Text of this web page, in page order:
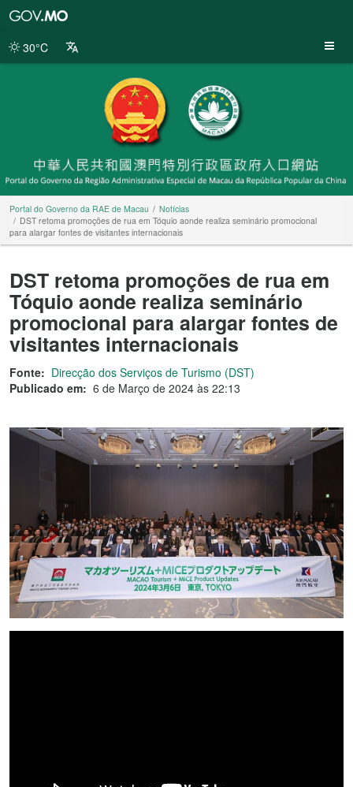
da
30°C
Portal do Governo da RAE de Macau
Notícias
DST retoma promoções de rua em Tóquio aonde realiza seminário promocional
para alargar fontes de visitantes internacionais
DST retoma promoções de rua em
Tóquio aonde realiza seminário
promocional para alargar fontes de
visitantes internacionais
Fonte: Direcção dos Serviços de Turismo (DST)
Publicado em: 6 de Março de 2024 às 22:13